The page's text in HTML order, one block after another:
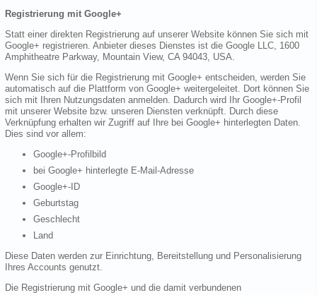
Registrierung mit Google+
Statt einer direkten Registrierung auf unserer Website können Sie sich mit
Google+ registrieren. Anbieter dieses Dienstes ist die Google LLC, 1600
Amphitheatre Parkway, Mountain View, CA 94043, USA.
Wenn Sie sich für die Registrierung mit Google+ entscheiden, werden Sie
automatisch auf die Plattform von Google+ weitergeleitet. Dort können Sie
sich mit Ihren Nutzungsdaten anmelden. Dadurch wird Ihr Google+-Profil
mit unserer Website bzw. unseren Diensten verknüpft. Durch diese
Verknüpfung erhalten wir Zugriff auf Ihre bei Google+ hinterlegten Daten.
Dies sind vor allem:
Google+-Profilbild
bei Google+ hinterlegte E-Mail-Adresse
Google+-ID
Geburtstag
Geschlecht
Land
Diese Daten werden zur Einrichtung, Bereitstellung und Personalisierung
Ihres Accounts genutzt.
Die Registrierung mit Google+ und die damit verbundenen